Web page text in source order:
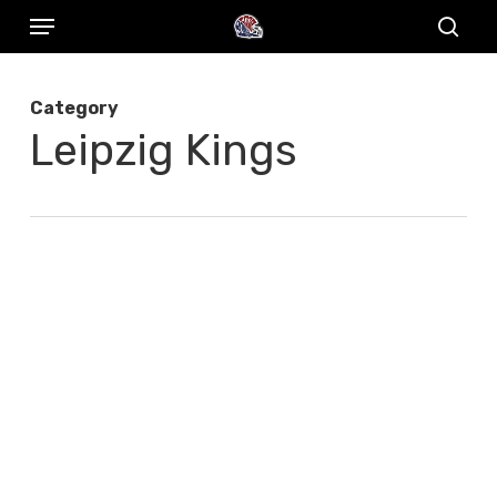
Skip
content
Menu
Category
Leipzig Kings